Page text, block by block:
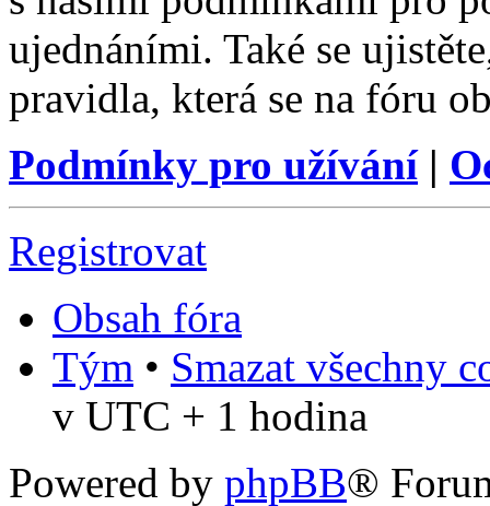
ujednáními. Také se
pravidla, která se na fóru
Podmínky pro užívání|
Registrovat
Obsah fóra
Tým • Smazat všechny
v UTC + 1 hodina
Powered by phpBB®